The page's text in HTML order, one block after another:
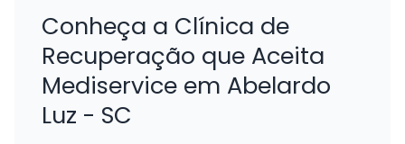
Conheça a Clínica de
Recuperação que Aceita
Mediservice em Abelardo
Luz - SC